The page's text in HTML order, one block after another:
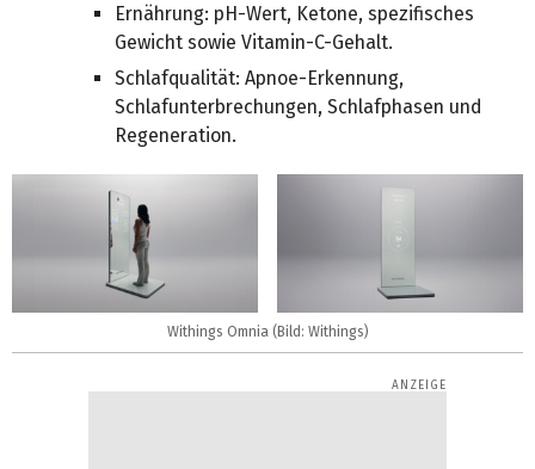
Ernährung: pH-Wert, Ketone, spezifisches
Gewicht sowie Vitamin-C-Gehalt.
Schlafqualität: Apnoe-Erkennung,
Schlafunterbrechungen, Schlafphasen und
Regeneration.
Withings Omnia (Bild: Withings)